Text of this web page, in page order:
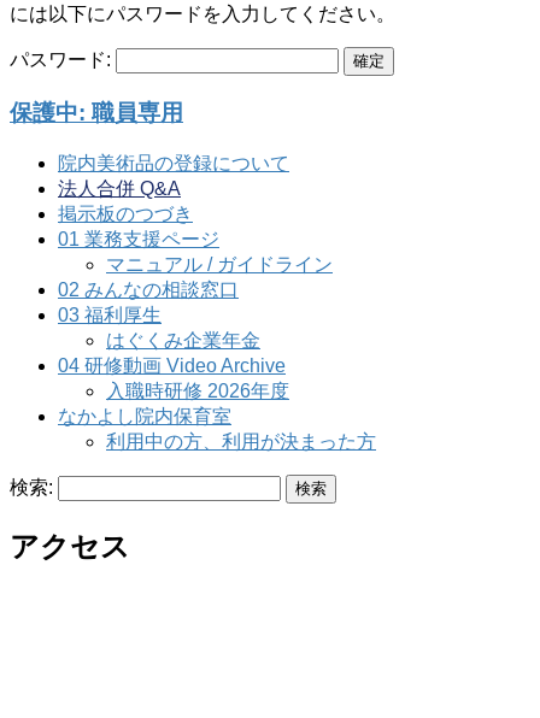
には以下にパスワードを入力してください。
パスワード:
保護中: 職員専用
院内美術品の登録について
法人合併 Q&A
掲示板のつづき
01 業務支援ページ
マニュアル / ガイドライン
02 みんなの相談窓口
03 福利厚生
はぐくみ企業年金
04 研修動画 Video Archive
入職時研修 2026年度
なかよし院内保育室
利用中の方、利用が決まった方
検索:
アクセス